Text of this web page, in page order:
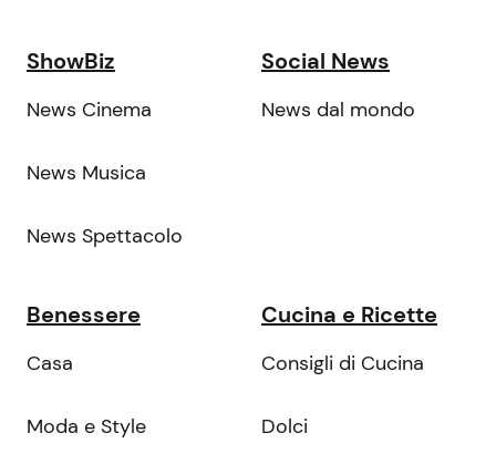
ShowBiz
News Cinema
News Musica
News Spettacolo
Social News
News dal mondo
Benessere
Casa
Moda e Style
Cucina e Ricette
Consigli di Cucina
Dolci